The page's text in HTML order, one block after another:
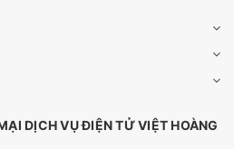
DỊCH VỤ ĐIỆN TỬ VIỆT HOÀNG